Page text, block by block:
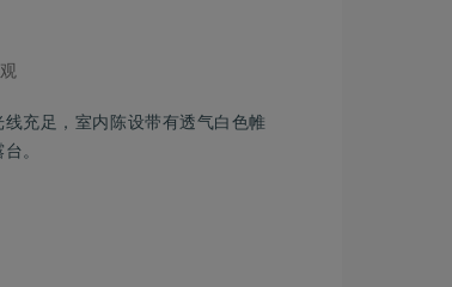
充足，室内陈设带有透气白色帷
。